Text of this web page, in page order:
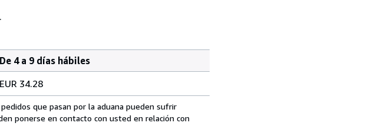
De 4 a 9 días hábiles
EUR 34.28
que pasan por la aduana pueden sufrir
ponerse en contacto con usted en relación con